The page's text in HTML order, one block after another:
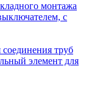
монтажа
с
труб
элемент для